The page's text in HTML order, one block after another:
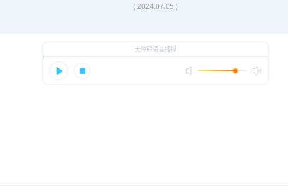
( 2024.07.05 )